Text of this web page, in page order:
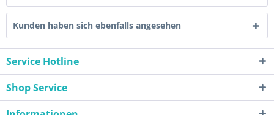
Kunden haben sich ebenfalls angesehen
Service Hotline
Shop Service